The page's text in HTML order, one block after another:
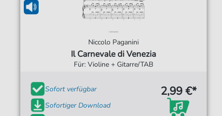
Niccolo Paganini
Il Carnevale di Venezia
Für: Violine + Gitarre/TAB
Sofort verfügbar
Sofortiger Download
2,99 €*